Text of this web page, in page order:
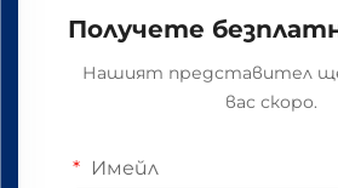
Получете
Нашият представител
вас скоро.
Имейл